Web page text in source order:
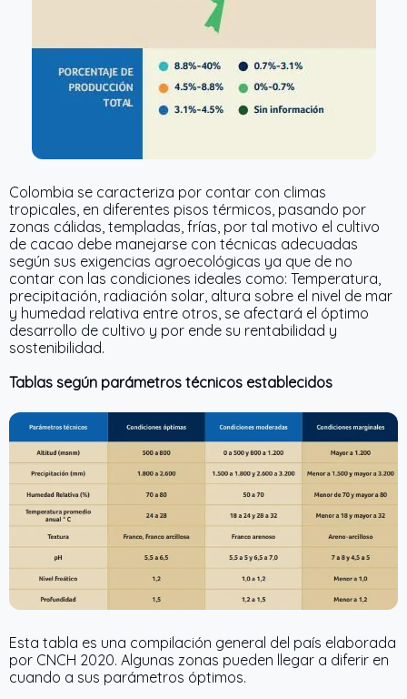
Colombia se caracteriza por contar con climas
tropicales, en diferentes pisos térmicos, pasando por
zonas cálidas, templadas, frías, por tal motivo el cultivo
de cacao debe manejarse con técnicas adecuadas
según sus exigencias agroecológicas ya que de no
contar con las condiciones ideales como: Temperatura,
precipitación, radiación solar, altura sobre el nivel de mar
y humedad relativa entre otros, se afectará el óptimo
desarrollo de cultivo y por ende su rentabilidad y
sostenibilidad.
Tablas según parámetros técnicos establecidos
Esta tabla es una compilación general del país elaborada
por CNCH 2020. Algunas zonas pueden llegar a diferir en
cuando a sus parámetros óptimos.